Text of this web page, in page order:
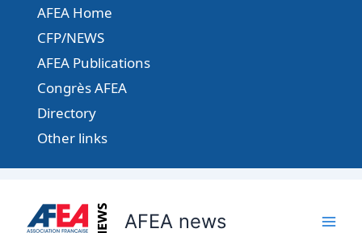
contenu
AFEA Home
CFP/NEWS
AFEA Publications
Congrès AFEA
Directory
Other links
AFEA news